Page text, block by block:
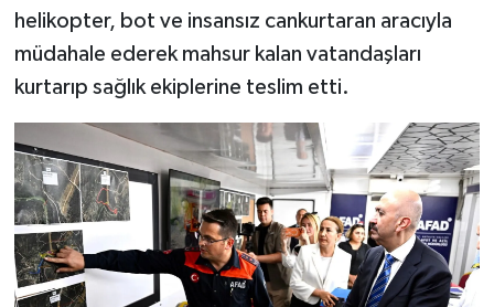
helikopter, bot ve insansız cankurtaran aracıyla
müdahale ederek mahsur kalan vatandaşları
kurtarıp sağlık ekiplerine teslim etti.